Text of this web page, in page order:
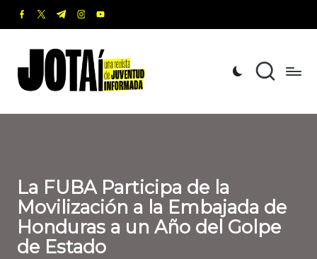
Saltar
contenido
facebook.com
twitter.com
t.me instagram.com
youtube.com
o
t
revista
de
Informada
La FUBA Participa de la
Movilización a la Embajada de
Honduras a un Año del Golpe
de Estado